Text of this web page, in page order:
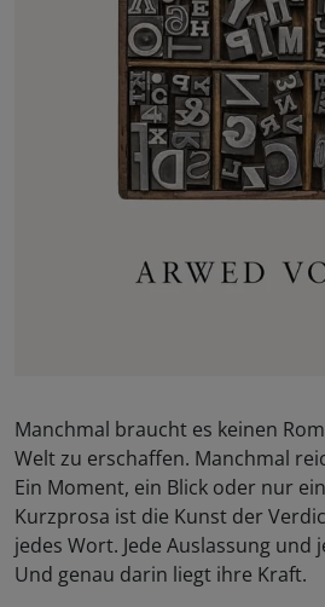
Manchmal braucht es keinen
Welt zu erschaffen. Manchmal
Ein Moment, ein Blick oder nur
Kurzprosa ist die Kunst der
jedes Wort. Jede Auslassung und
Und genau darin liegt ihre Kraft.